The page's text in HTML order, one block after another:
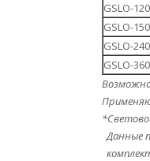
GSLO-
GSLO-
GSLO-240
GSLO-360
Данные